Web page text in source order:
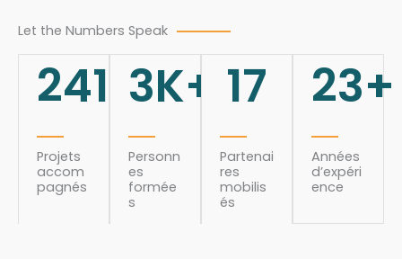
Let the Numbers Speak
241
Projets
accom
pagnés
3K+
Personn
es
formée
s
17
Partenai
res
mobilis
és
23+
Années
d’expéri
ence